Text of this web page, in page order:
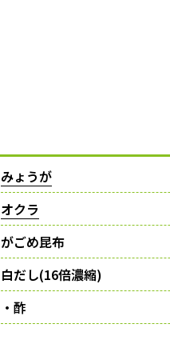
みょうが
オクラ
がごめ昆布
白だし(16倍濃縮)
・酢